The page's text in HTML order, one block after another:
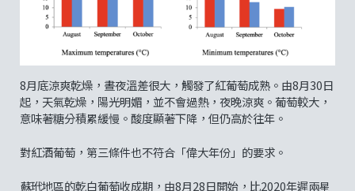
8月底涼爽乾燥，晝夜溫差很大，觸發了紅葡萄成熟。由8月30日
起，天氣乾燥，陽光明媚，並不會過熱，夜晚涼爽。葡萄較大，
意味著糖分積累緩慢。酸度顯著下降，但仍高於往年。
對紅酒葡萄，第三條件也不符合「偉大年份」的要求。
蘇玳地區的乾白葡萄收成期，由8月28日開始，比2020年遲兩星